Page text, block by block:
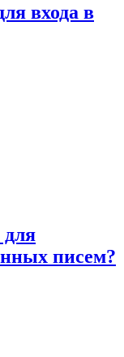
входа в
для
писем?